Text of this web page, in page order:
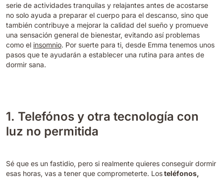
serie de actividades tranquilas y relajantes antes de acostarse
no solo ayuda a preparar el cuerpo para el descanso, sino que
también contribuye a mejorar la calidad del sueño y promueve
una sensación general de bienestar, evitando así problemas
como el insomnio. Por suerte para ti, desde Emma tenemos unos
pasos que te ayudarán a establecer una rutina para antes de
dormir sana.
1. Telefónos y otra tecnología con
luz no permitida
Sé que es un fastidio, pero si realmente quieres conseguir dormir
esas horas, vas a tener que comprometerte. Losteléfonos,